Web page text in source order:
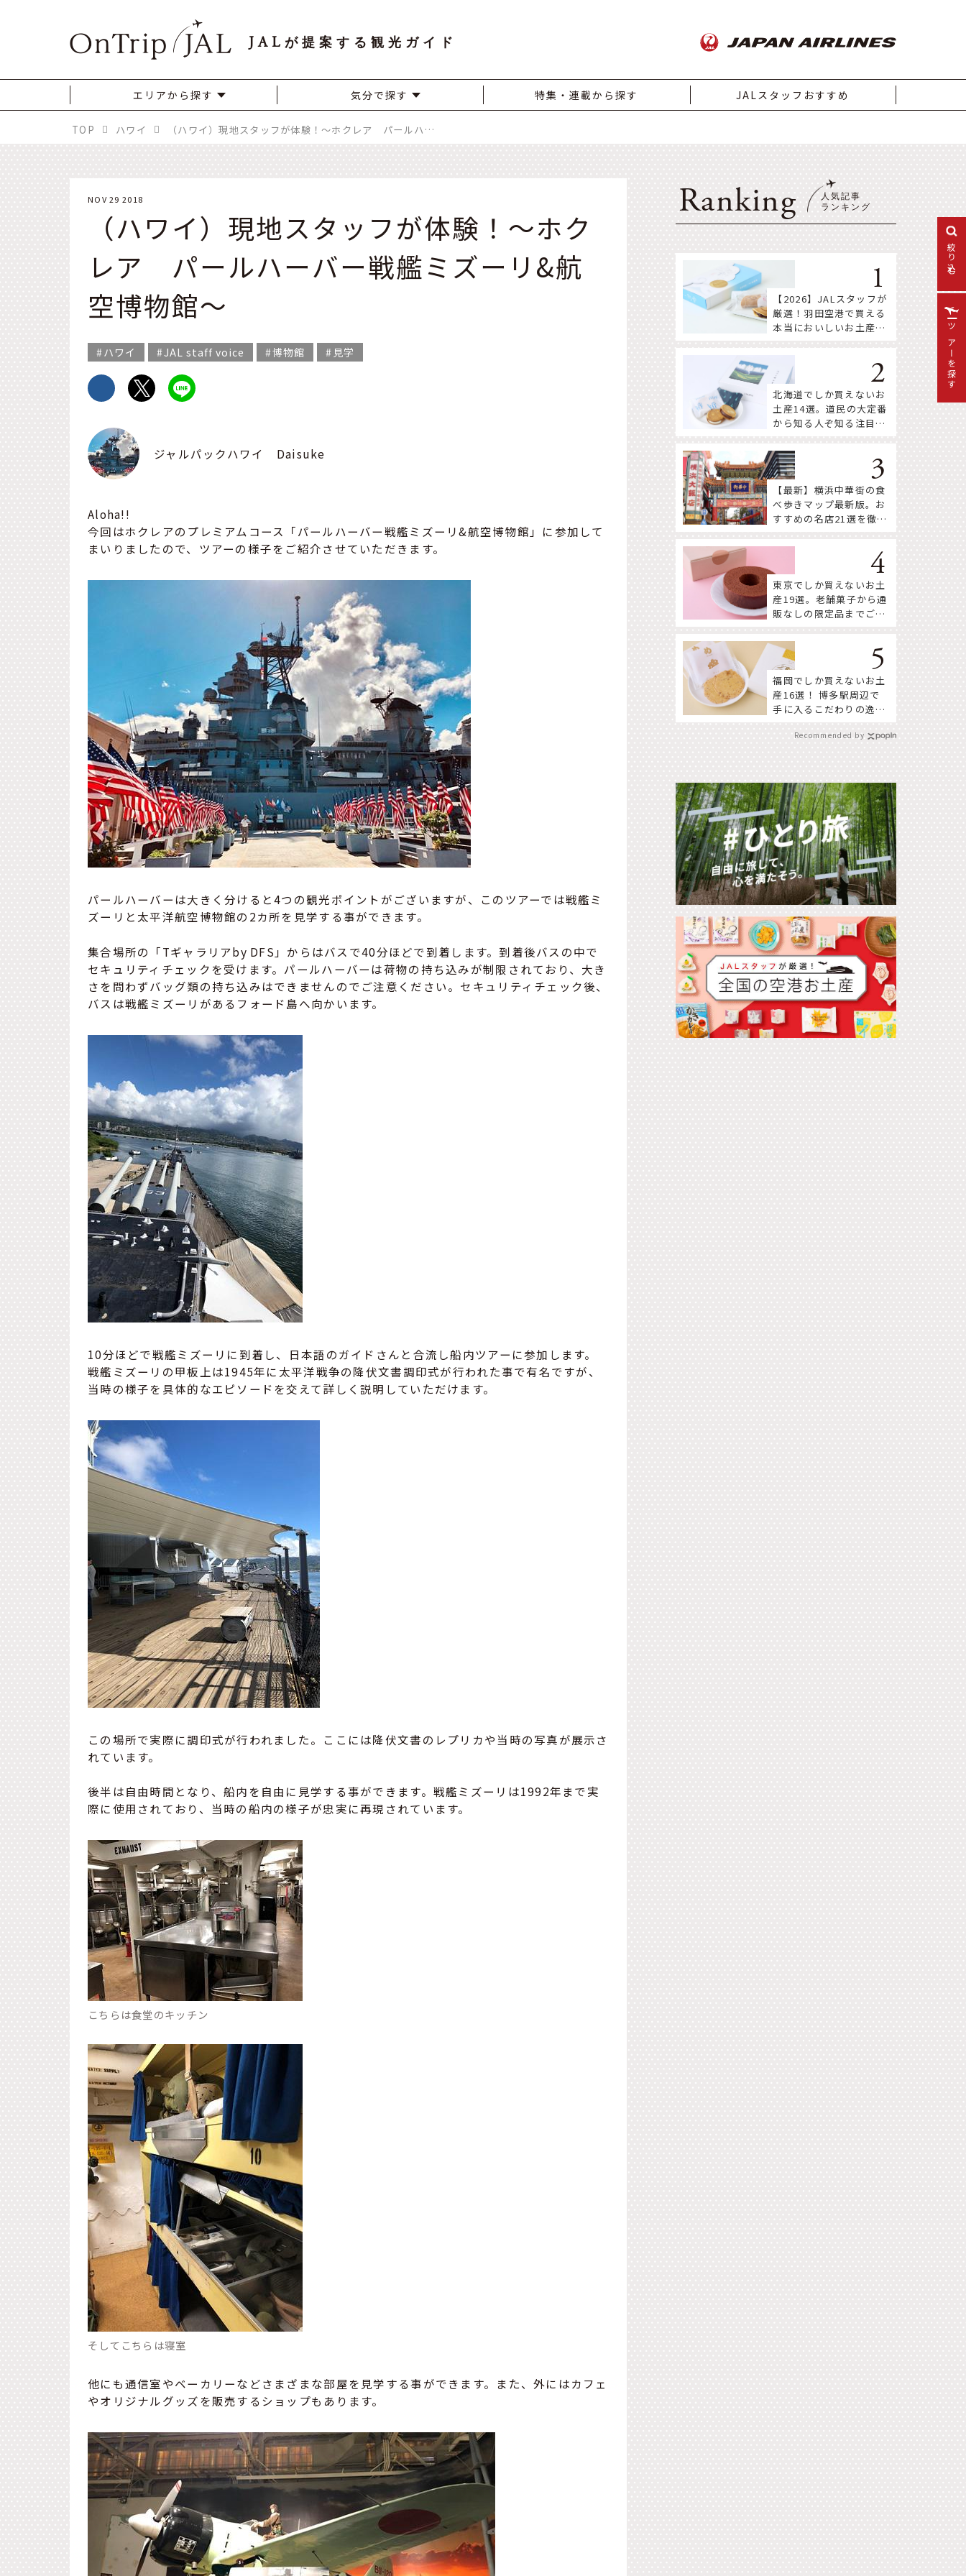
絞り込む
JAL が提案する観光ガイド
エリアから探す 気分で探す 特集・連載から探す JALスタッフおすすめ
TOP ハワイ （ハワイ）現地スタッフが体験！～ホクレア パールハーバー戦艦ミズーリ&航空博物館～
NOV 29 2018
（ハワイ）現地スタッフが体験！～ホク
レア パールハーバー戦艦ミズーリ&航
空博物館～
ハワイ JAL staff voice 博物館 見学
ジャルパックハワイ Daisuke
Aloha!!
今回はホクレアのプレミアムコース「パールハーバー戦艦ミズーリ&航空博物館」に参加して
まいりましたので、ツアーの様子をご紹介させていただきます。
パールハーバーは大きく分けると4つの観光ポイントがございますが、このツアーでは戦艦ミ
ズーリと太平洋航空博物館の2カ所を見学する事ができます。
集合場所の「Tギャラリアby DFS」からはバスで40分ほどで到着します。到着後バスの中で
セキュリティチェックを受けます。パールハーバーは荷物の持ち込みが制限されており、大き
さを問わずバッグ類の持ち込みはできませんのでご注意ください。セキュリティチェック後、
バスは戦艦ミズーリがあるフォード島へ向かいます。
10分ほどで戦艦ミズーリに到着し、日本語のガイドさんと合流し船内ツアーに参加します。
戦艦ミズーリの甲板上は1945年に太平洋戦争の降伏文書調印式が行われた事で有名ですが、
当時の様子を具体的なエピソードを交えて詳しく説明していただけます。
この場所で実際に調印式が行われました。ここには降伏文書のレプリカや当時の写真が展示さ
れています。
後半は自由時間となり、船内を自由に見学する事ができます。戦艦ミズーリは1992年まで実
際に使用されており、当時の船内の様子が忠実に再現されています。
こちらは食堂のキッチン
そしてこちらは寝室
他にも通信室やベーカリーなどさまざまな部屋を見学する事ができます。また、外にはカフェ
やオリジナルグッズを販売するショップもあります。
Ranking
【2026】JALスタッフが
厳選！羽田空港で買える
本当においしいお土産18
北海道でしか買えないお
土産14選。道民の大定番
から知る人ぞ知る注目株
【最新】横浜中華街の食
べ歩きマップ最新版。お
すすめの名店21選を徹底
東京でしか買えないお土
産19選。老舗菓子から通
販なしの限定品までご紹
福岡でしか買えないお土
産16選！ 博多駅周辺で
手に入るこだわりの逸品
Recommended by
ツアーを探す